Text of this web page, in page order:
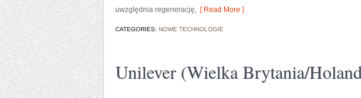
uwzględnia regenerację, [ Read More ]
CATEGORIES: NOWE TECHNOLOGIE
Unilever (Wielka Brytania/